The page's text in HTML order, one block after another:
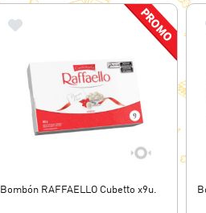
Bombón RAFFAELLO Cubetto x9u.